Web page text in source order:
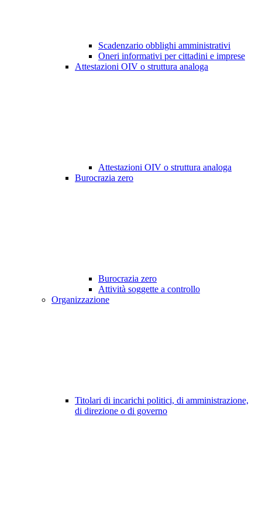
Scadenzario obblighi amministrativi
Oneri informativi per cittadini e imprese
Attestazioni OIV o struttura analoga
Attestazioni OIV o struttura analoga
Burocrazia zero
Burocrazia zero
Attività soggette a controllo
Organizzazione
Titolari di incarichi politici, di amministrazione,
di direzione o di governo